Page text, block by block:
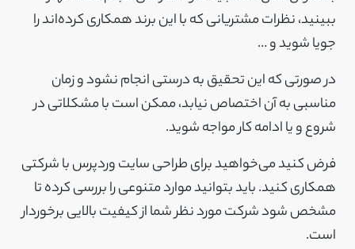
ببینید، نظرات مشتریانی که با این برند همکاری کرده‌اند را
جویا شوید و …
در صورتی که این تحقیق به درستی انجام نشود و زمان
مناسبی به آن اختصاص نیابد، ممکن است با مشکلاتی در
شروع و یا ادامه کار مواجه شوید.
فرض کنید می‌خواهید برای طراحی سایت وردپرس با شرکتی
همکاری کنید. باید بتوانید موارد متنوعی را بررسی کرده تا
مشخص شود شرکت مورد نظر شما از کیفیت بالایی برخوردار
است.